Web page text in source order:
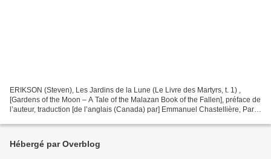
ERIKSON (Steven), Les Jardins de la Lune (Le Livre des Martyrs, t. 1) ,
[Gardens of the Moon – A Tale of the Malazan Book of the Fallen], préface de
l’auteur, traduction [de l’anglais (Canada) par] Emmanuel Chastellière, Paris,
Hébergé par Overblog